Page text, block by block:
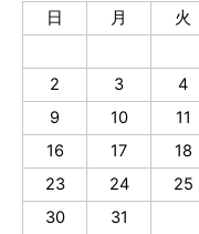
日
月 火
2
3 4
9
10 11
16
17 18
23
24 25
30
31